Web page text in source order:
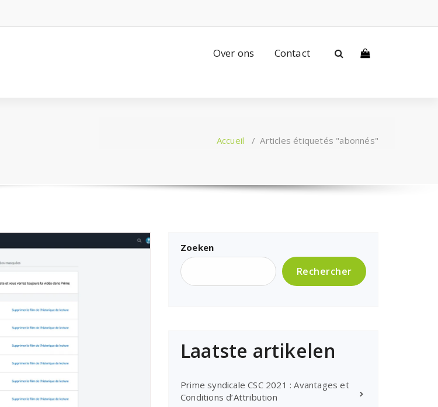
Over ons Contact
Accueil /Articles étiquetés "abonnés"
Zoeken
Rechercher
Laatste artikelen
Prime syndicale CSC 2021 : Avantages et
Conditions d’Attribution